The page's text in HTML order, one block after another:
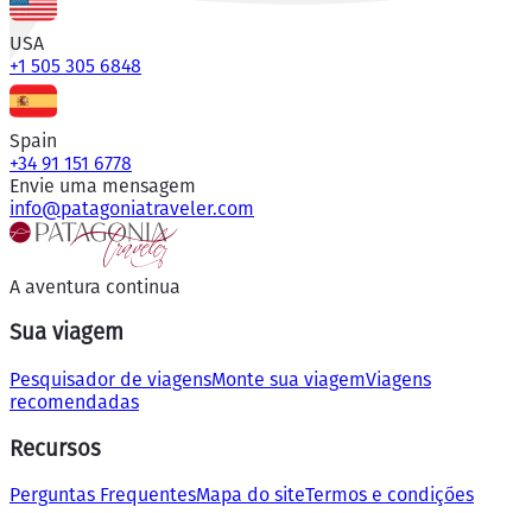
USA
+1 505 305 6848
Spain
+34 91 151 6778
Envie uma mensagem
info@patagoniatraveler.com
A aventura continua
Sua viagem
Pesquisador de viagensMonte sua viagemViagens
recomendadas
Recursos
Perguntas FrequentesMapa do siteTermos e condições